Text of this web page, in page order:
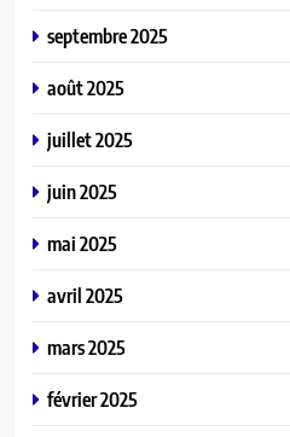
septembre 2025
août 2025
juillet 2025
juin 2025
mai 2025
avril 2025
mars 2025
février 2025